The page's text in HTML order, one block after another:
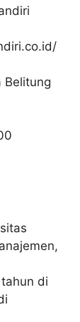
Belitung
di